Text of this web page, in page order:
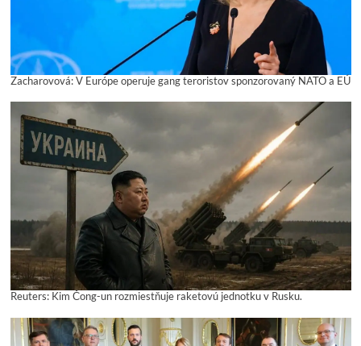
Zacharovová: V Európe operuje gang teroristov sponzorovaný NATO a EÚ
Reuters: Kim Čong-un rozmiestňuje raketovú jednotku v Rusku.